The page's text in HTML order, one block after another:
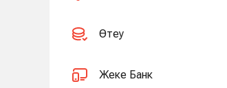
Өтеу
Жеке Банк